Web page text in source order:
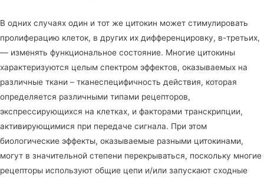
В одних случаях один и тот же цитокин может стимулировать
пролиферацию клеток, в других их дифференцировку, в-третьих,
— изменять функциональное состояние. Многие цитокины
характеризуются целым спектром эффектов, оказываемых на
различные ткани – тканеспецифичность действия, которая
определяется различными типами рецепторов,
экспрессирующихся на клетках, и факторами транскрипции,
активирующимися при передаче сигнала. При этом
биологические эффекты, оказываемые разными цитокинами,
могут в значительной степени перекрываться, поскольку многие
рецепторы используют общие цепи и/или запускают сходные